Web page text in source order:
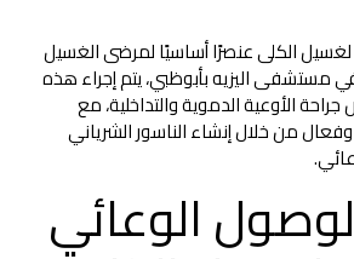
الكلى عنصرًا أساسيًا لمرضى الغسيل
اليزيه بأبوظبي، يتم إجراء هذه
الدموية والتداخلية، مع
خلال إنشاء الناسور الشرياني
الوعائي